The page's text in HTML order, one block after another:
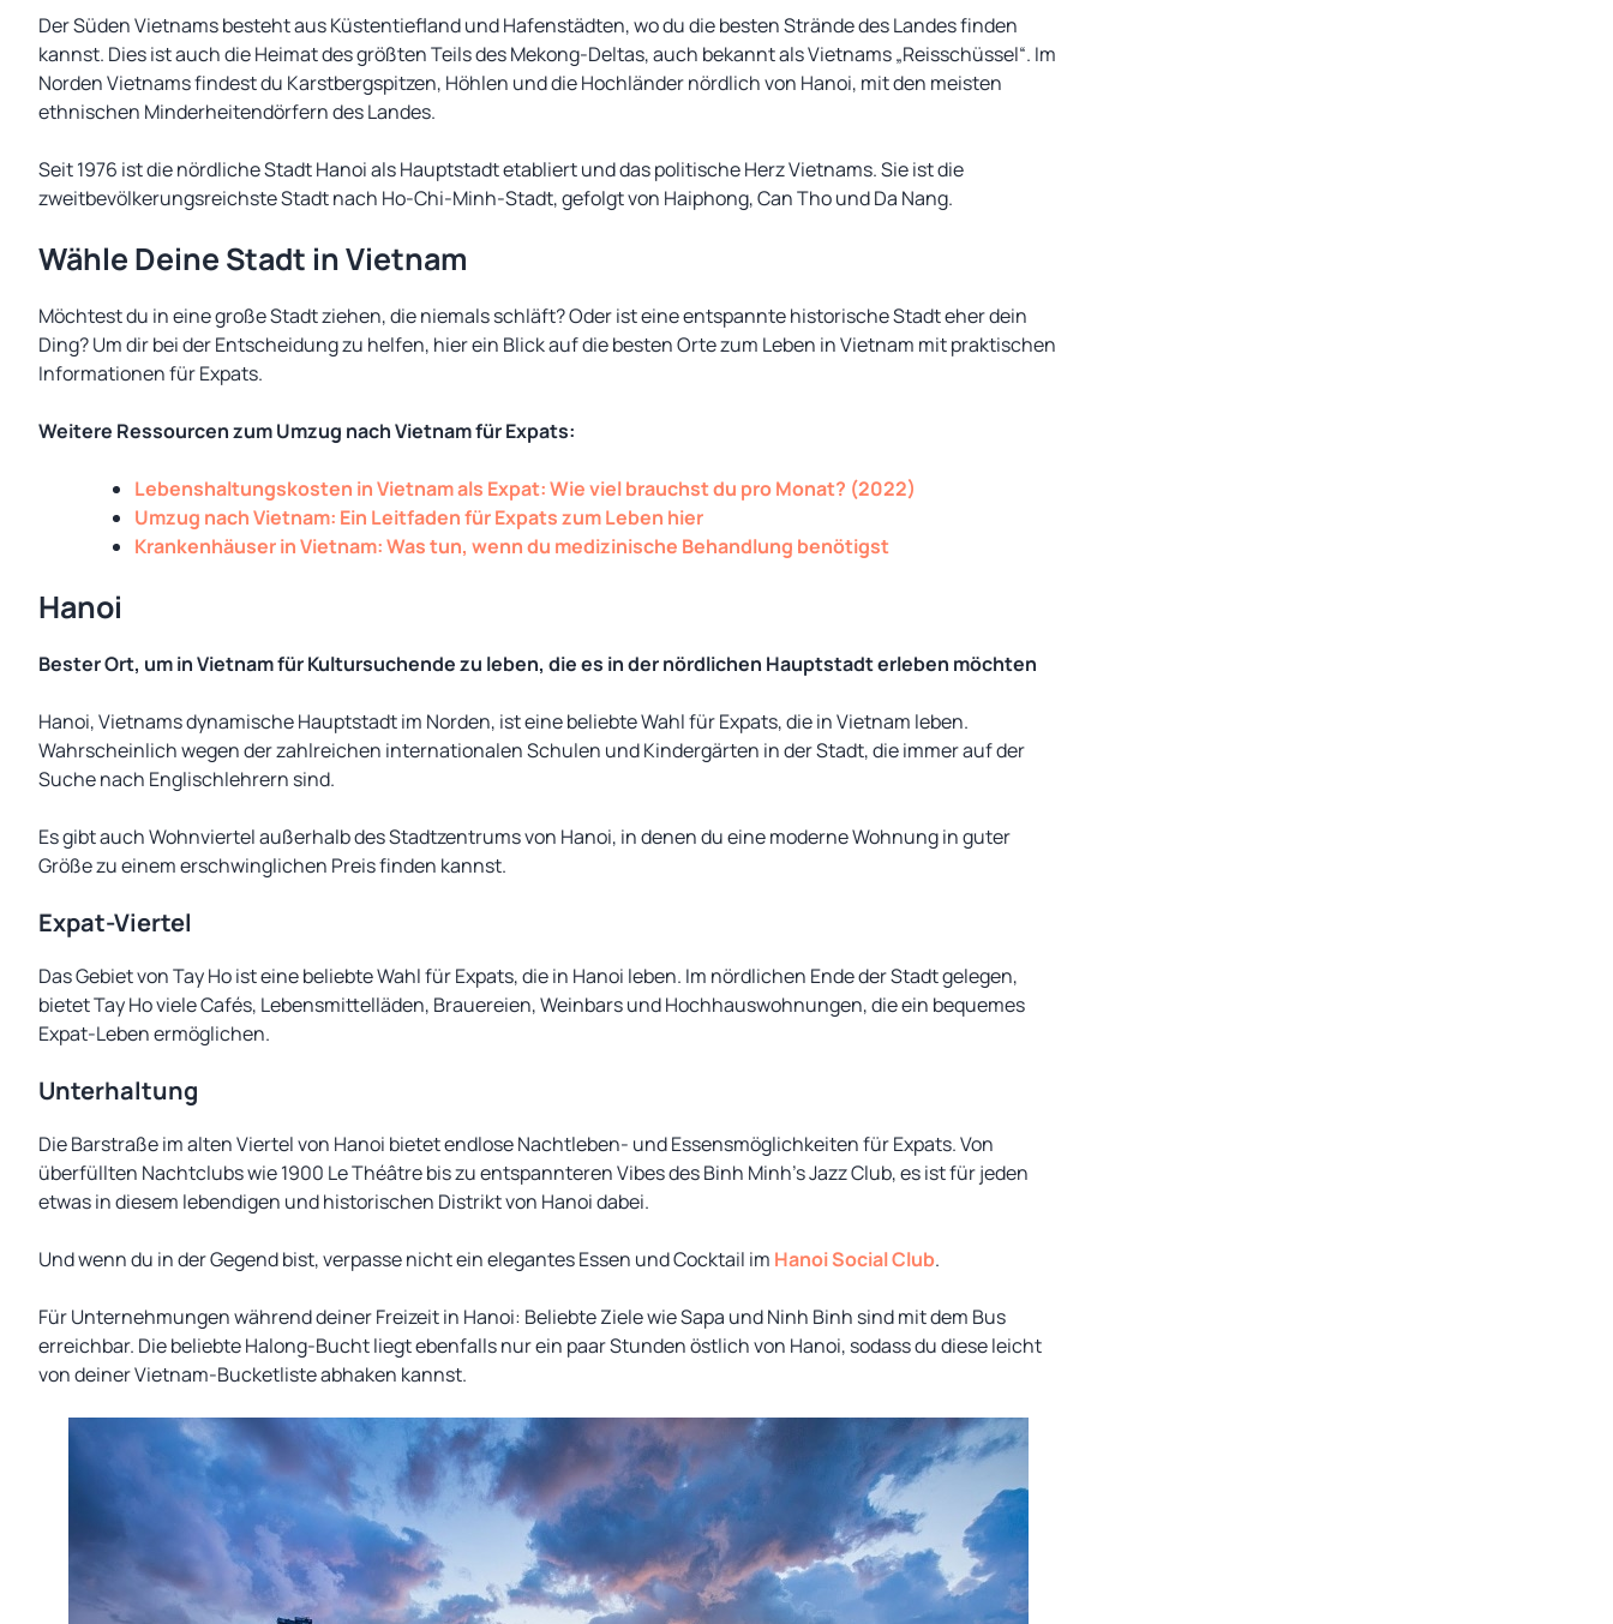
Der Süden Vietnams besteht aus Küstentiefland und Hafenstädten, wo du die besten Strände des Landes finden
kannst. Dies ist auch die Heimat des größten Teils des Mekong-Deltas, auch bekannt als Vietnams „Reisschüssel“. Im
Norden Vietnams findest du Karstbergspitzen, Höhlen und die Hochländer nördlich von Hanoi, mit den meisten
ethnischen Minderheitendörfern des Landes.
Seit 1976 ist die nördliche Stadt Hanoi als Hauptstadt etabliert und das politische Herz Vietnams. Sie ist die
zweitbevölkerungsreichste Stadt nach Ho-Chi-Minh-Stadt, gefolgt von Haiphong, Can Tho und Da Nang.
Wähle Deine Stadt in Vietnam
Möchtest du in eine große Stadt ziehen, die niemals schläft? Oder ist eine entspannte historische Stadt eher dein
Ding? Um dir bei der Entscheidung zu helfen, hier ein Blick auf die besten Orte zum Leben in Vietnam mit praktischen
Informationen für Expats.
Weitere Ressourcen zum Umzug nach Vietnam für Expats:
Lebenshaltungskosten in Vietnam als Expat: Wie viel brauchst du pro Monat? (2022)
Umzug nach Vietnam: Ein Leitfaden für Expats zum Leben hier
Krankenhäuser in Vietnam: Was tun, wenn du medizinische Behandlung benötigst
Hanoi
Bester Ort, um in Vietnam für Kultursuchende zu leben, die es in der nördlichen Hauptstadt erleben möchten
Hanoi, Vietnams dynamische Hauptstadt im Norden, ist eine beliebte Wahl für Expats, die in Vietnam leben.
Wahrscheinlich wegen der zahlreichen internationalen Schulen und Kindergärten in der Stadt, die immer auf der
Suche nach Englischlehrern sind.
Es gibt auch Wohnviertel außerhalb des Stadtzentrums von Hanoi, in denen du eine moderne Wohnung in guter
Größe zu einem erschwinglichen Preis finden kannst.
Expat-Viertel
Das Gebiet von Tay Ho ist eine beliebte Wahl für Expats, die in Hanoi leben. Im nördlichen Ende der Stadt gelegen,
bietet Tay Ho viele Cafés, Lebensmittelläden, Brauereien, Weinbars und Hochhauswohnungen, die ein bequemes
Expat-Leben ermöglichen.
Unterhaltung
Die Barstraße im alten Viertel von Hanoi bietet endlose Nachtleben- und Essensmöglichkeiten für Expats. Von
überfüllten Nachtclubs wie 1900 Le Théâtre bis zu entspannteren Vibes des Binh Minh’s Jazz Club, es ist für jeden
etwas in diesem lebendigen und historischen Distrikt von Hanoi dabei.
Und wenn du in der Gegend bist, verpasse nicht ein elegantes Essen und Cocktail im Hanoi Social Club.
Für Unternehmungen während deiner Freizeit in Hanoi: Beliebte Ziele wie Sapa und Ninh Binh sind mit dem Bus
erreichbar. Die beliebte Halong-Bucht liegt ebenfalls nur ein paar Stunden östlich von Hanoi, sodass du diese leicht
von deiner Vietnam-Bucketliste abhaken kannst.